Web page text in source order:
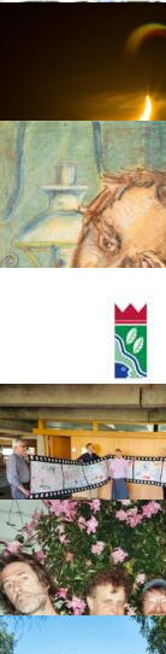
Bildung
FB Kultur
FB Kultur